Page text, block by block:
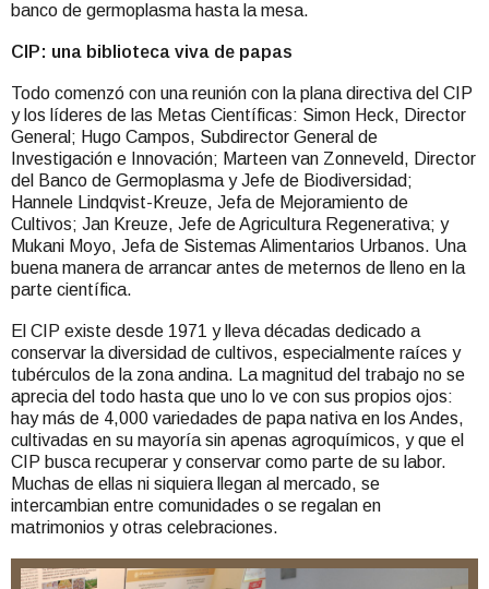
banco de germoplasma hasta la mesa.
CIP: una biblioteca viva de papas
Todo comenzó con una reunión con la plana directiva del CIP
y los líderes de las Metas Científicas: Simon Heck, Director
General; Hugo Campos, Subdirector General de
Investigación e Innovación; Marteen van Zonneveld, Director
del Banco de Germoplasma y Jefe de Biodiversidad;
Hannele Lindqvist-Kreuze, Jefa de Mejoramiento de
Cultivos; Jan Kreuze, Jefe de Agricultura Regenerativa; y
Mukani Moyo, Jefa de Sistemas Alimentarios Urbanos. Una
buena manera de arrancar antes de meternos de lleno en la
parte científica.
El CIP existe desde 1971 y lleva décadas dedicado a
conservar la diversidad de cultivos, especialmente raíces y
tubérculos de la zona andina. La magnitud del trabajo no se
aprecia del todo hasta que uno lo ve con sus propios ojos:
hay más de 4,000 variedades de papa nativa en los Andes,
cultivadas en su mayoría sin apenas agroquímicos, y que el
CIP busca recuperar y conservar como parte de su labor.
Muchas de ellas ni siquiera llegan al mercado, se
intercambian entre comunidades o se regalan en
matrimonios y otras celebraciones.